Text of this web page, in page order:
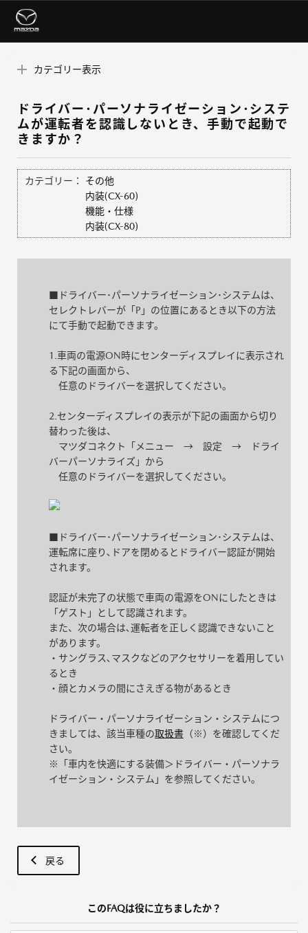
カテゴリー表示
ドライバー･パーソナライゼーション･システ
ムが運転者を認識しないとき、手動で起動で
きますか？
カテゴリー：
その他
内装(CX-60)
機能・仕様
内装(CX-80)
■ドライバー･パーソナライゼーション･システムは、
セレクトレバーが「P」の位置にあるとき以下の方法
にて手動で起動できます。
1.車両の電源ON時にセンターディスプレイに表示され
る下記の画面から、
任意のドライバーを選択してください。
2.センターディスプレイの表示が下記の画面から切り
替わった後は、
マツダコネクト「メニュー → 設定 → ドライ
バーパーソナライズ」から
任意のドライバーを選択してください。
■ドライバー･パーソナライゼーション･システムは、
運転席に座り､ドアを閉めるとドライバー認証が開始
されます。
認証が未完了の状態で車両の電源をONにしたときは
「ゲスト」として認識されます。
また、次の場合は､運転者を正しく認識できないこと
があります。
・サングラス､マスクなどのアクセサリーを着⽤してい
るとき
・顔とカメラの間にさえぎる物があるとき
ドライバー・パーソナライゼーション・システムにつ
きましては、該当車種の取扱書 （※）を確認してくだ
さい。
※「車内を快適にする装備＞ドライバー・パーソナラ
イゼーション・システム」を参照してください。
戻る
このFAQは役に立ちましたか？